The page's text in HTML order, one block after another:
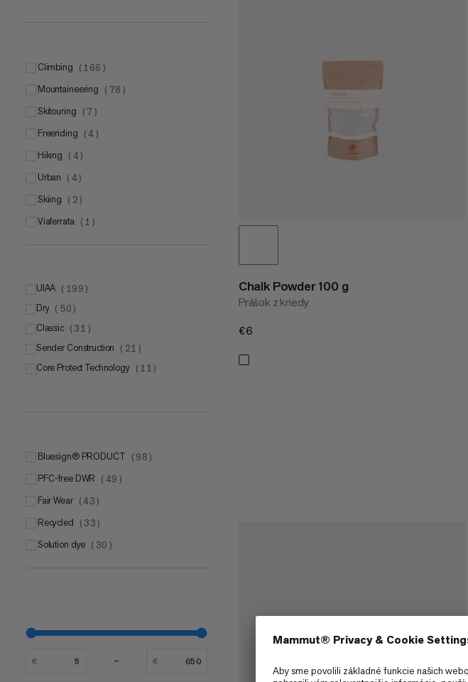
climbing ( 166 )
mountaineering ( 78 )
skitouring ( 7 )
freeriding ( 4 )
hiking ( 4 )
urban ( 4 )
skiing ( 2 )
viaferrata ( 1 )
UIAA ( 199 )
UIAA
UIAA Water Repellent
Dry ( 50 )
Classic ( 31 )
Sender Construction ( 21 )
Core Protect Technology ( 11 )
bluesign® PRODUCT ( 98 )
PFC-free DWR ( 49 )
Fair Wear ( 43 )
Recycled ( 33 )
Solution dye ( 30 )
€ €
Chalk Powder 100 g
Prášok z kriedy
€6